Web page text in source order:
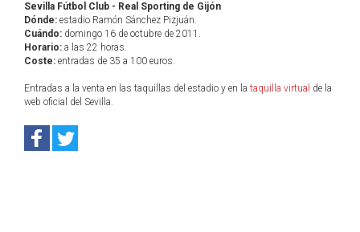
Sevilla Fútbol Club - Real Sporting de Gijón
Dónde: estadio Ramón Sánchez Pizjuán.
Cuándo: domingo 16 de octubre de 2011.
Horario: a las 22 horas.
Coste: entradas de 35 a 100 euros.
Entradas a la venta en las taquillas del estadio y en la taquilla virtual de la
web oficial del Sevilla.